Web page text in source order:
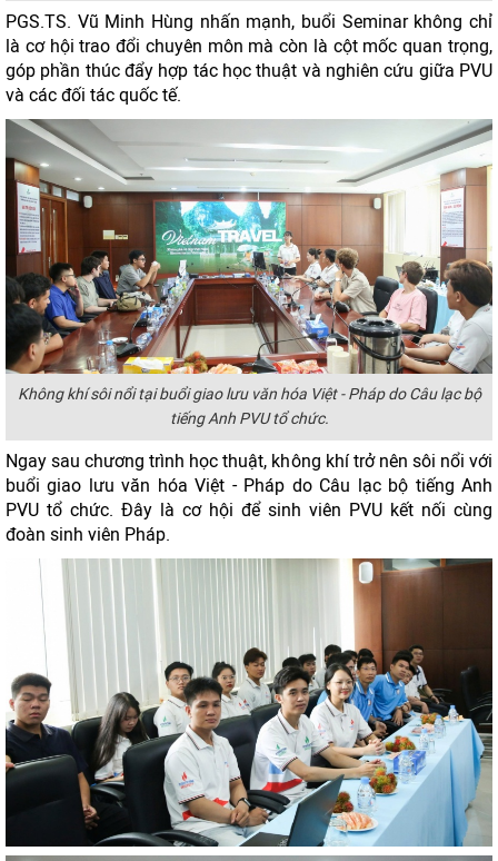
PGS.TS. Vũ Minh Hùng nhấn mạnh, buổi Seminar không chỉ
là cơ hội trao đổi chuyên môn mà còn là cột mốc quan trọng,
góp phần thúc đẩy hợp tác học thuật và nghiên cứu giữa PVU
và các đối tác quốc tế.
Không khí sôi nổi tại buổi giao lưu văn hóa Việt - Pháp do Câu lạc bộ
tiếng Anh PVU tổ chức.
Ngay sau chương trình học thuật, không khí trở nên sôi nổi với
buổi giao lưu văn hóa Việt - Pháp do Câu lạc bộ tiếng Anh
PVU tổ chức. Đây là cơ hội để sinh viên PVU kết nối cùng
đoàn sinh viên Pháp.